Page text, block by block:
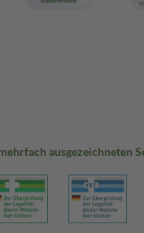
ausgezeichneten